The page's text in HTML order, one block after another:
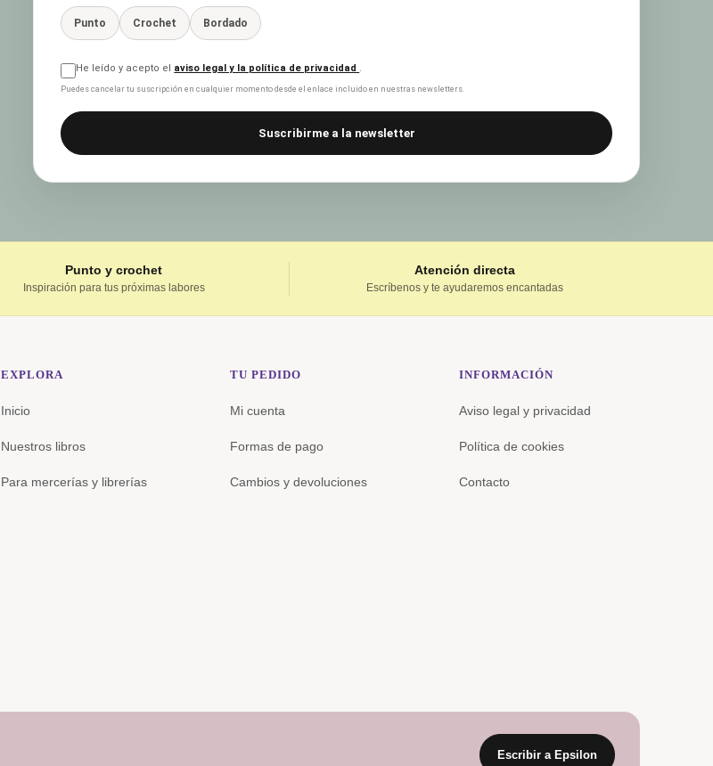
Punto Crochet Bordado
He leído y acepto el aviso legal y la política de privacidad
Puedes cancelar tu suscripción en cualquier momento desde el enlace incluido en nuestras newsletters.
Suscribirme a la newsletter
Punto y crochet
Inspiración para tus próximas labores
Atención directa
Escríbenos y te ayudaremos encantadas
EXPLORA
Inicio
Nuestros libros
Para mercerías y librerías
TU PEDIDO
Mi cuenta
Formas de pago
Cambios y devoluciones
INFORMACIÓN
Aviso legal y privacidad
Política de cookies
Contacto
Escribir a Epsilon